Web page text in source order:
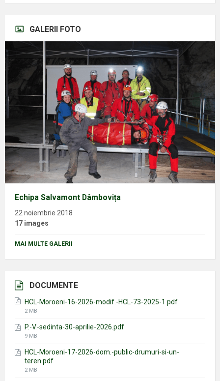
GALERII FOTO
Echipa Salvamont Dâmbovița
22 noiembrie 2018
17 images
MAI MULTE GALERII
DOCUMENTE
HCL-Moroeni-16-2026-modif.-HCL-73-2025-1.pdf
File
2 MB
P.-V.-sedinta-30-aprilie-2026.pdf
File
9 MB
HCL-Moroeni-17-2026-dom.-public-drumuri-si-un-
teren.pdf
File
2 MB